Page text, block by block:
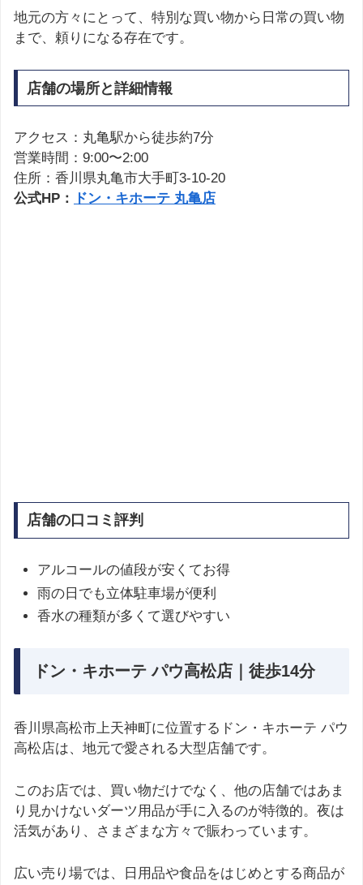
地元の方々にとって、特別な買い物から日常の買い物
まで、頼りになる存在です。
店舗の場所と詳細情報
アクセス：丸亀駅から徒歩約7分
営業時間：9:00〜2:00
住所：香川県丸亀市大手町3-10-20
公式HP：
ドン・キホーテ 丸亀店
店舗の口コミ評判
アルコールの値段が安くてお得
雨の日でも立体駐車場が便利
香水の種類が多くて選びやすい
ドン・キホーテ パウ高松店｜徒歩14分
香川県高松市上天神町に位置するドン・キホーテ パウ
高松店は、地元で愛される大型店舗です。
このお店では、買い物だけでなく、他の店舗ではあま
り見かけないダーツ用品が手に入るのが特徴的。夜は
活気があり、さまざまな方々で賑わっています。
広い売り場では、日用品や食品をはじめとする商品が